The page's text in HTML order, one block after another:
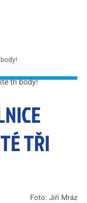
TŘI
Foto: Jiří Mráz